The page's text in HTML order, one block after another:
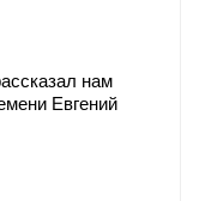
нам
Евгений